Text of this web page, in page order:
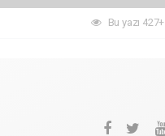
Bu yazı